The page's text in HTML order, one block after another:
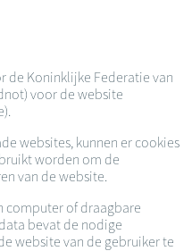
de Koninklijke Federatie van
voor de website
websites, kunnen er cookies
worden om de
van de website.
computer of draagbare
bevat de nodige
website van de gebruiker te